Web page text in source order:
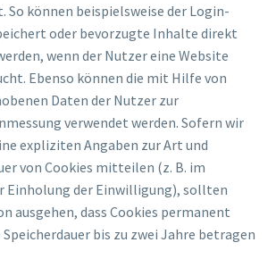
So können beispielsweise der Login-
oder bevorzugte Inhalte direkt
wenn der Nutzer eine Website
Ebenso können die mit Hilfe von
Daten der Nutzer zur
verwendet werden. Sofern wir
expliziten Angaben zur Art und
von Cookies mitteilen (z. B. im
Einholung der Einwilligung), sollten
ausgehen, dass Cookies permanent
Speicherdauer bis zu zwei Jahre betragen